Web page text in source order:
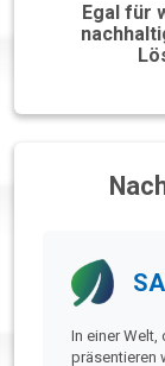
Egal für
In einer
präsentieren